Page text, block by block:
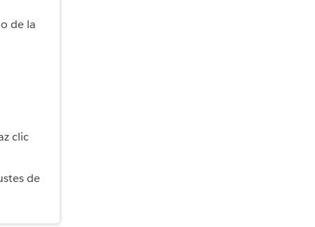
de la
clic
de